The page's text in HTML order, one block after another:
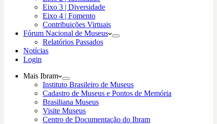
Eixo 3 | Diversidade
Eixo 4 | Fomento
Contribuições Virtuais
Fórum Nacional de Museus
Relatórios Passados
Notícias
Login
Mais Ibram
Instituto Brasileiro de Museus
Cadastro de Museus e Pontos de Memória
Brasiliana Museus
Visite Museus
Centro de Documentação do Ibram